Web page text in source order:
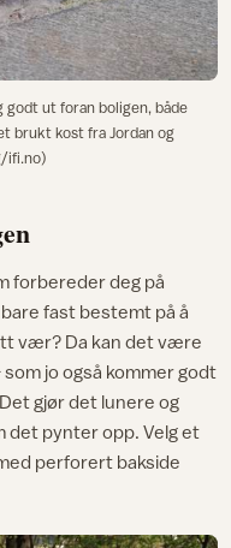
ut foran boligen, både
brukt kost fra Jordan og
ifi.no)
forbereder deg på
fast bestemt på å
vær? Da kan det være
jo også kommer godt
gjør det lunere og
det pynter opp. Velg et
perforert bakside